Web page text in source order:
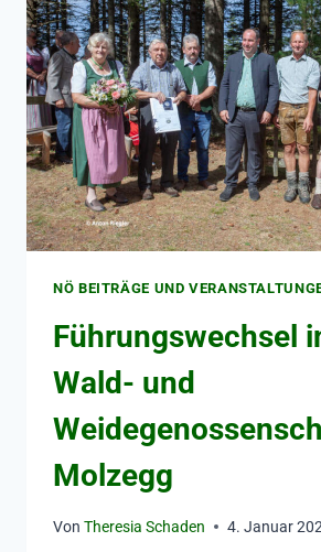
NÖ BEITRÄGE UND
Führungswechsel
Wald- und
Molzegg
Von Theresia Schaden 4. Januar